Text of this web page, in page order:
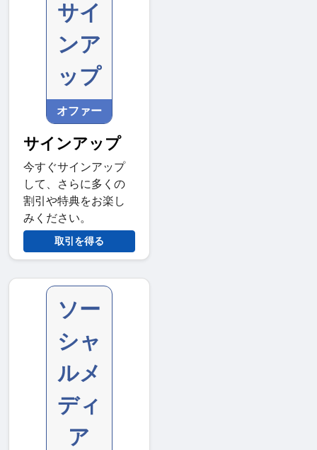
サイ
ンア
ップ
オファー
サインアップ
今すぐサインアップ
して、さらに多くの
割引や特典をお楽し
みください。
取引を得る
ソー
シャ
ルメ
ディ
ア